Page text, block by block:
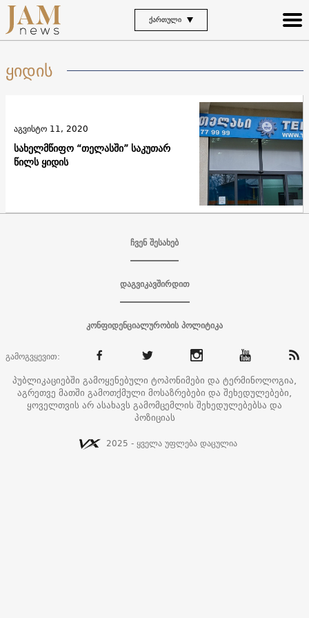
ᲥᲐᲠᲗᲣᲚᲘ
ყიდის
სახელმწიფო “თელასში” საკუთარ
წილს ყიდის
აგვისტო 11, 2020
ჩვენ შესახებ
დაგვიკავშირდით
კონფიდენციალურობის პოლიტიკა
გამოგვყევით:
პუბლიკაციებში გამოყენებული ტოპონიმები და ტერმინოლოგია,
აგრეთვე მათში გამოთქმული მოსაზრებები და შეხედულებები,
ყოველთვის არ ასახავს გამომცემლის შეხედულებებსა და
პოზიციას
2025 - ყველა უფლება დაცულია